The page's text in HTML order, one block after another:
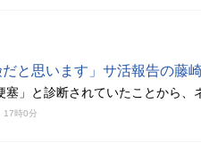
だと思います」サ活報告の藤
塞」と診断されていたことから、
17時0分